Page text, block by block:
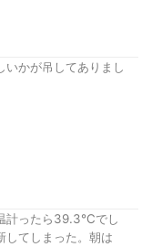
いかが吊してありまし
計ったら39.3℃でし
してしまった。朝は